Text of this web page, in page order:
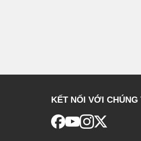
KẾT NỐI VỚI CHÚNG